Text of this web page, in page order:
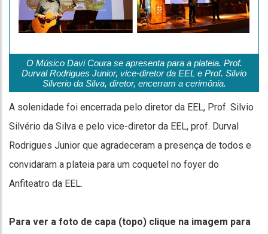
O Músico Davi Coura se apresenta para a plateia. Prof.
Durval Rodrigues Junior, vice-diretor da EEL e Prof. Silvio
Silverio da Silva, diretor, encerram a cerimônia.
A solenidade foi encerrada pelo diretor da EEL, Prof. Silvio
Silvério da Silva e pelo vice-diretor da EEL, prof. Durval
Rodrigues Junior que agradeceram a presença de todos e
convidaram a plateia para um coquetel no foyer do
Anfiteatro da EEL.
Para ver a foto de capa (topo) clique na imagem para